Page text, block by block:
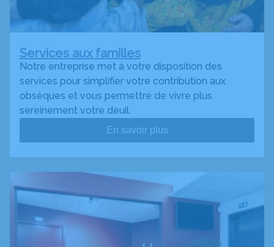
Services aux familles
Notre entreprise met à votre disposition des
services pour simplifier votre contribution aux
obsèques et vous permettre de vivre plus
sereinement votre deuil.
En savoir plus